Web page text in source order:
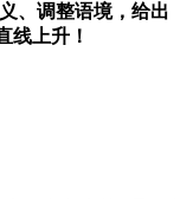
、调整语境，给出
线上升！